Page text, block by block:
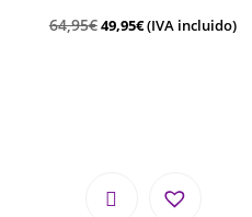
64,95€49,95€(IVA incluido)